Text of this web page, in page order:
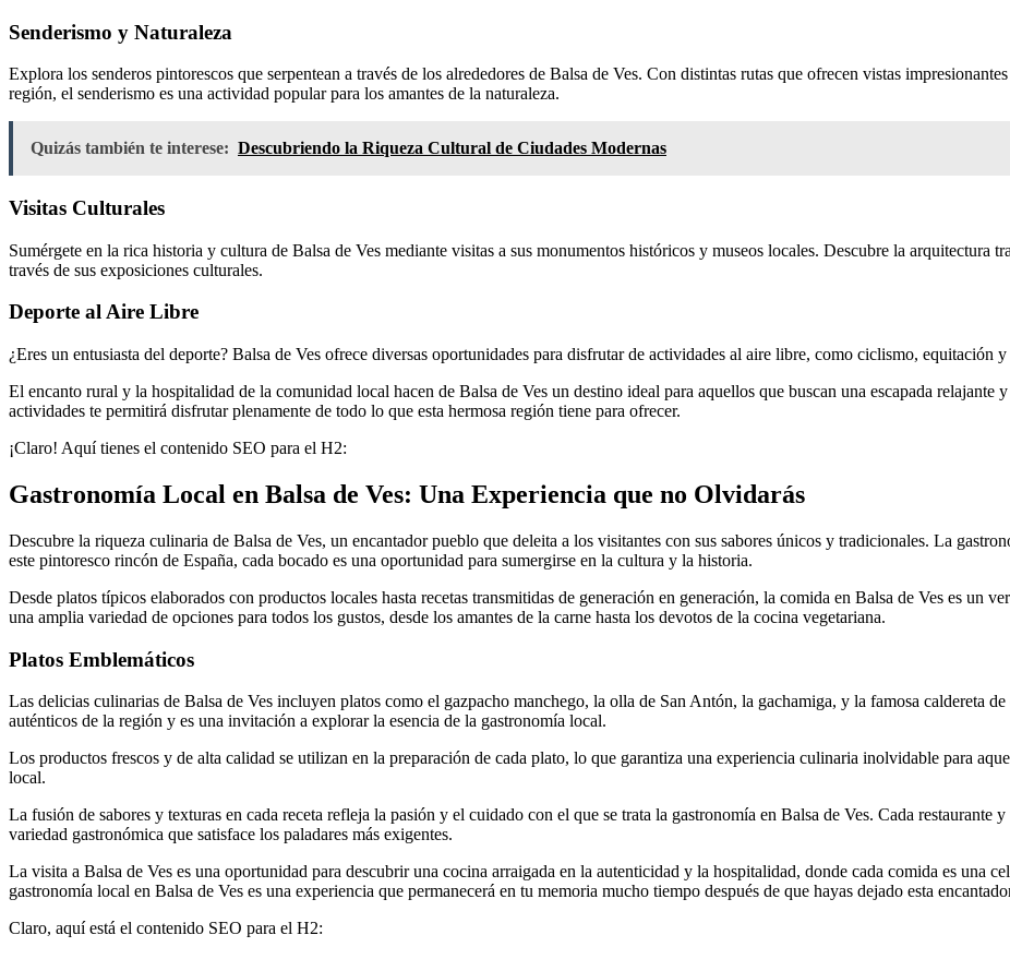
Senderismo y Naturaleza
Explora los senderos pintorescos que serpentean a través de los alrededores de Balsa de Ves. Con distintas rutas que ofrecen vistas
región, el senderismo es una actividad popular para los amantes de la naturaleza.
Quizás también te interese: Descubriendo la Riqueza Cultural de Ciudades Modernas
Visitas Culturales
Sumérgete en la rica historia y cultura de Balsa de Ves mediante visitas a sus monumentos históricos y museos locales. Descubre la arquitectura
través de sus exposiciones culturales.
Deporte al Aire Libre
¿Eres un entusiasta del deporte? Balsa de Ves ofrece diversas oportunidades para disfrutar de actividades al aire libre, como ciclismo, equitación
El encanto rural y la hospitalidad de la comunidad local hacen de Balsa de Ves un destino ideal para aquellos que buscan una escapada relajante
actividades te permitirá disfrutar plenamente de todo lo que esta hermosa región tiene para ofrecer.
¡Claro! Aquí tienes el contenido SEO para el H2:
Gastronomía Local en Balsa de Ves: Una Experiencia que no Olvidarás
Descubre la riqueza culinaria de Balsa de Ves, un encantador pueblo que deleita a los visitantes con sus sabores únicos y tradicionales. La
este pintoresco rincón de España, cada bocado es una oportunidad para sumergirse en la cultura y la historia.
Desde platos típicos elaborados con productos locales hasta recetas transmitidas de generación en generación, la comida en Balsa de Ves es un
una amplia variedad de opciones para todos los gustos, desde los amantes de la carne hasta los devotos de la cocina vegetariana.
Platos Emblemáticos
Las delicias culinarias de Balsa de Ves incluyen platos como el gazpacho manchego, la olla de San Antón, la gachamiga, y la famosa caldereta
auténticos de la región y es una invitación a explorar la esencia de la gastronomía local.
Los productos frescos y de alta calidad se utilizan en la preparación de cada plato, lo que garantiza una experiencia culinaria inolvidable para
local.
La fusión de sabores y texturas en cada receta refleja la pasión y el cuidado con el que se trata la gastronomía en Balsa de Ves. Cada
variedad gastronómica que satisface los paladares más exigentes.
La visita a Balsa de Ves es una oportunidad para descubrir una cocina arraigada en la autenticidad y la hospitalidad, donde cada comida es una
gastronomía local en Balsa de Ves es una experiencia que permanecerá en tu memoria mucho tiempo después de que hayas dejado esta
Claro, aquí está el contenido SEO para el H2: